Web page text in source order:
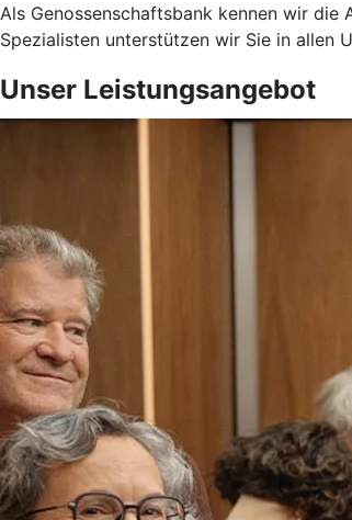
Als Genossenschaftsbank kennen wir
Spezialisten unterstützen wir Sie in allen
Unser Leistungsangebot